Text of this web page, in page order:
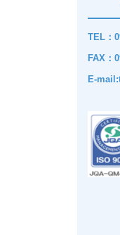
TEL：
FAX：
E-